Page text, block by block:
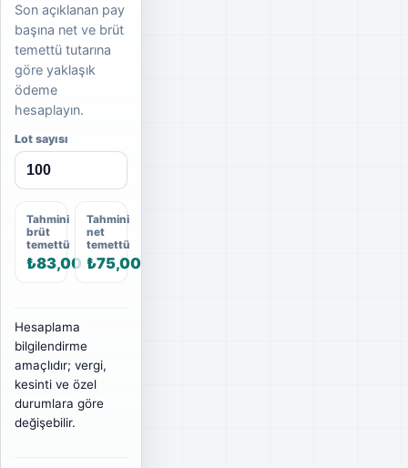
Son açıklanan pay
başına net ve brüt
temettü tutarına
göre yaklaşık
ödeme
hesaplayın.
Lot sayısı
Tahmini
brüt
temettü
₺83,00
Tahmini
net
temettü
₺75,00
Hesaplama
bilgilendirme
amaçlıdır; vergi,
kesinti ve özel
durumlara göre
değişebilir.